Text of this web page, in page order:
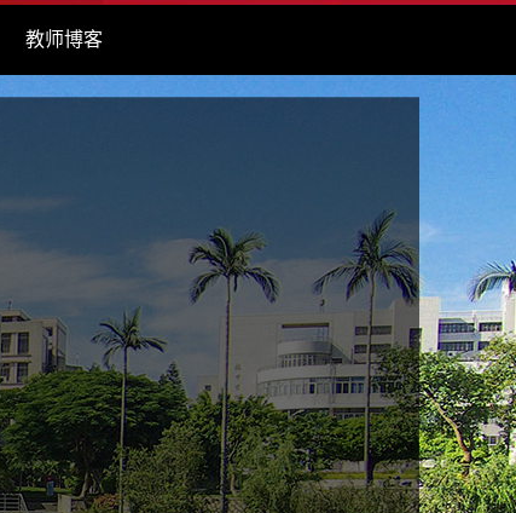
教师博客